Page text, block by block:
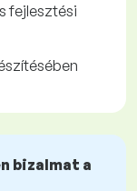
fejlesztési
bizalmat a